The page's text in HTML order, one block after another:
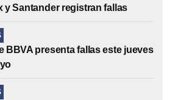
y Santander registran fallas
BBVA presenta fallas este jueves